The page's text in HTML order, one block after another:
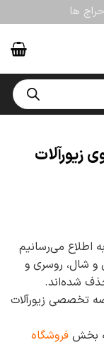
حراج ها
زیورآلات
اطلاع می‌رسانیم
شال، روسری و
شده‌اند.
تخصصی زیورآلات
بخش فروشگاه